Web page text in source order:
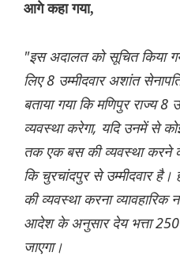
आगे कहा गया,
"इस अदालत को सूचित किया
लिए 8 उम्मीदवार अशांत
बताया गया कि मणिपुर राज्य 8
व्यवस्था करेगा, यदि उनमें से
तक एक बस की व्यवस्था करने
कि चुरचांदपुर से उम्मीदवार है।
की व्यवस्था करना व्यावहारिक
आदेश के अनुसार देय भत्ता
जाएगा।